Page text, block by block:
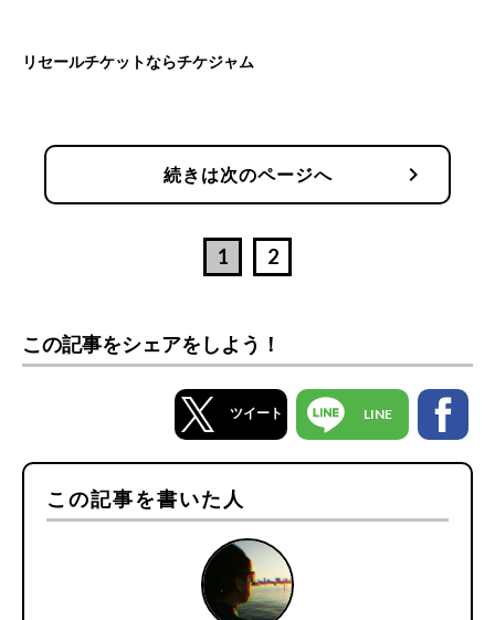
リセールチケットならチケジャム
続きは次のページへ chevron_right
1 2
この記事をシェアをしよう！
ツイート LINE
この記事を書いた人